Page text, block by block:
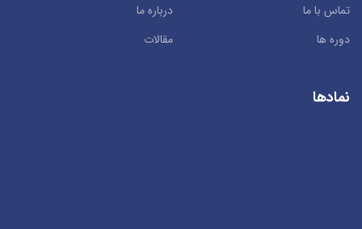
تماس با ما
درباره ما
دوره ها
مقالات
نمادها